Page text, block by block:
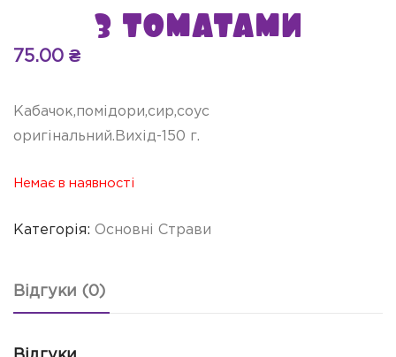
75.00 ₴
Кабачок,помідори,сир,соус
оригінальний.Вихід-150 г.
Немає в наявності
Категорія: Основні Страви
Відгуки (0)